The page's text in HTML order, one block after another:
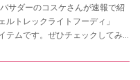
サダーのコスケさんが速報で紹
トレックライトフーディ」
テムです。ぜひチェックしてみ